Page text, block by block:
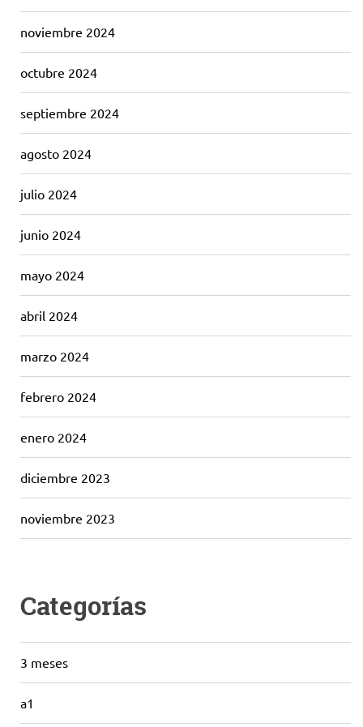
noviembre 2024
octubre 2024
septiembre 2024
agosto 2024
julio 2024
junio 2024
mayo 2024
abril 2024
marzo 2024
febrero 2024
enero 2024
diciembre 2023
noviembre 2023
Categorías
3 meses
a1